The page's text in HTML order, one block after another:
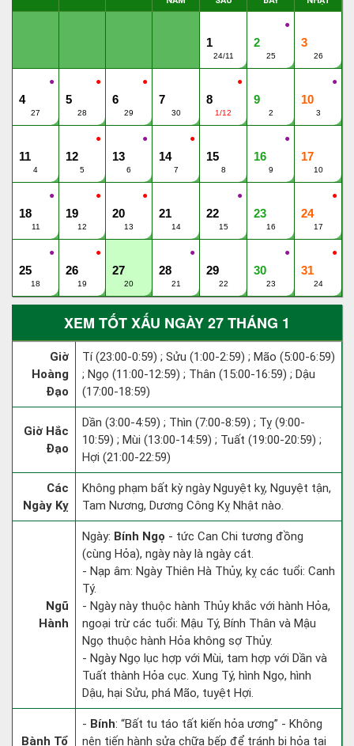
1
24/11
●
2
25
3
26
●
4
27
●
5
28
●
6
29
7
30
●
8
1/12
9
2
●
10
3
11
4
●
12
5
●
13
6
●
14
7
15
8
●
16
9
17
10
●
18
11
●
19
12
●
20
13
21
14
●
22
15
23
16
●
24
17
●
25
18
●
26
19
27
20
●
28
21
29
22
●
30
23
●
31
24
XEM TỐT XẤU NGÀY 27 THÁNG 1
Giờ
Hoàng
Đạo
Tí (23:00-0:59) ; Sửu (1:00-2:59) ; Mão (5:00-6:59)
; Ngọ (11:00-12:59) ; Thân (15:00-16:59) ; Dậu
(17:00-18:59)
Giờ Hắc
Đạo
Dần (3:00-4:59) ; Thìn (7:00-8:59) ; Tỵ (9:00-
10:59) ; Mùi (13:00-14:59) ; Tuất (19:00-20:59) ;
Hợi (21:00-22:59)
Các
Ngày Kỵ
Không phạm bất kỳ ngày Nguyệt kỵ, Nguyệt tận,
Tam Nương, Dương Công Kỵ Nhật nào.
Ngũ
Hành
Ngày: Bính Ngọ - tức Can Chi tương đồng
(cùng Hỏa), ngày này là ngày cát.
- Nạp âm: Ngày Thiên Hà Thủy, kỵ các tuổi: Canh
Tý.
- Ngày này thuộc hành Thủy khắc với hành Hỏa,
ngoại trừ các tuổi: Mậu Tý, Bính Thân và Mậu
Ngọ thuộc hành Hỏa không sợ Thủy.
- Ngày Ngọ lục hợp với Mùi, tam hợp với Dần và
Tuất thành Hỏa cục. Xung Tý, hình Ngọ, hình
Dậu, hại Sửu, phá Mão, tuyệt Hợi.
Bành Tổ
- Bính: “Bất tu táo tất kiến hỏa ương” - Không
nên tiến hành sửa chữa bếp để tránh bị hỏa tai